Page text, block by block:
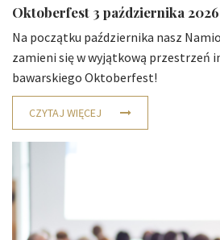
Oktoberfest 3 października 2026
Na początku października nasz
zamieni się w wyjątkową przestrzeń
bawarskiego Oktoberfest!
CZYTAJ WIĘCEJ